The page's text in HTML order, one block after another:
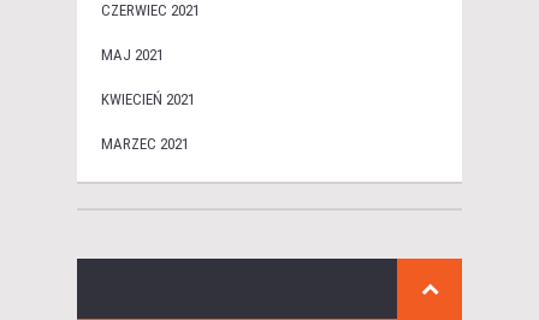
CZERWIEC 2021
MAJ 2021
KWIECIEŃ 2021
MARZEC 2021